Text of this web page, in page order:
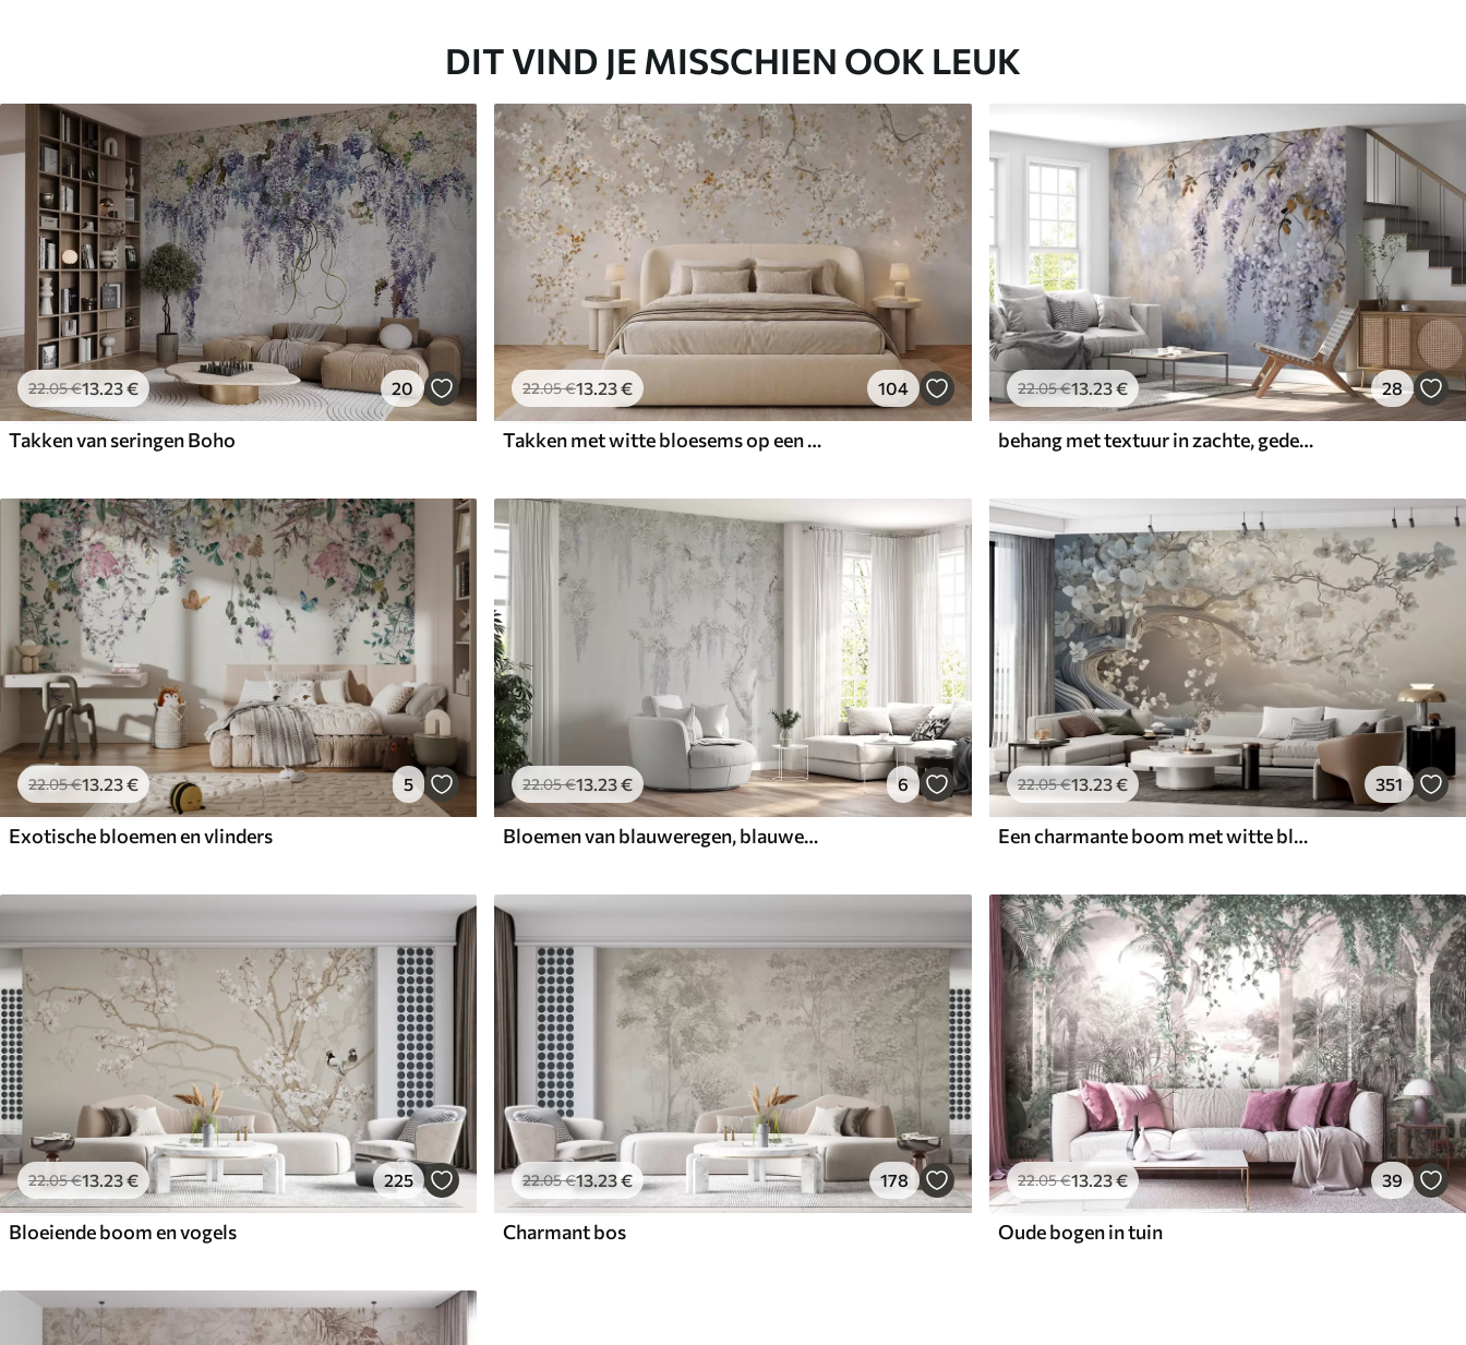
DIT VIND JE MISSCHIEN OOK LEUK
22.05€13.23€ 20
Takken van seringen Boho
22.05€13.23€ 104
Takken met witte bloesems op een zachte beige achtergrond
22.05€13.23€ 28
behang met textuur in zachte, gedempte kleuren met delicate blauwe regen bloemen en takken
22.05€13.23€ 5
Exotische bloemen en vlinders
22.05€13.23€ 6
Bloemen van blauweregen, blauweregen, minimalisme, zwart-wit, loft en Japanse stijl
22.05€13.23€ 351
Een charmante boom met witte bloemen tegen de achtergrond van wolken in een interessante stijl in delicate warme kleuren
22.05€13 .23€ 225
Bloeiende boom en vogels
22.05€13.23€ 178
Charmant bos
22.05€13.23€ 39
Oude bogen in tuin